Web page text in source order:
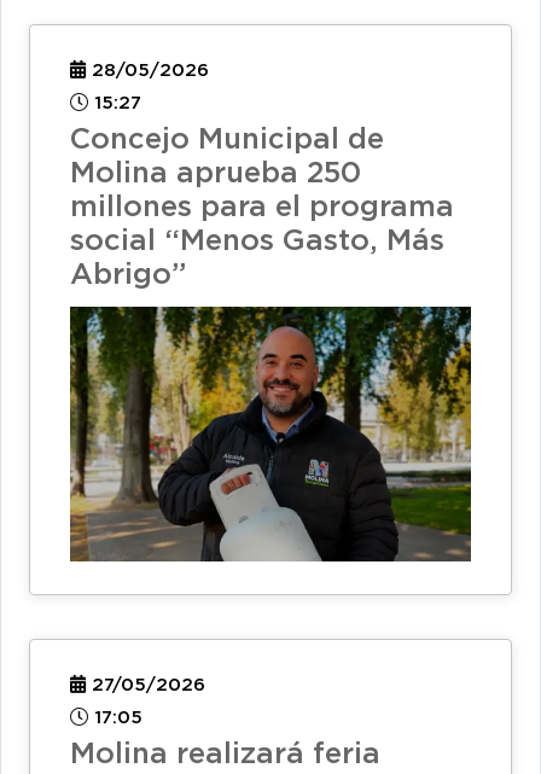
28/05/2026
15:27
Concejo Municipal de
Molina aprueba 250
millones para el programa
social “Menos Gasto, Más
Abrigo”
27/05/2026
17:05
Molina realizará feria